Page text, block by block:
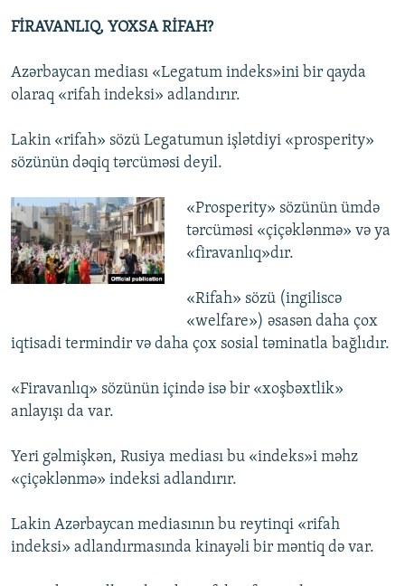
FİRAVANLIQ, YOXSA RİFAH?
Azərbaycan mediası «Legatum indeks»ini bir qayda
olaraq «rifah indeksi» adlandırır.
Lakin «rifah» sözü Legatumun işlətdiyi «prosperity»
sözünün dəqiq tərcüməsi deyil.
«Prosperity» sözünün ümdə
tərcüməsi «çiçəklənmə» və ya
«firavanlıq»dır.
«Rifah» sözü (ingiliscə
«welfare») əsasən daha çox
iqtisadi termindir və daha çox sosial təminatla bağlıdır.
«Firavanlıq» sözünün içində isə bir «xoşbəxtlik»
anlayışı da var.
Yeri gəlmişkən, Rusiya mediası bu «indeks»i məhz
«çiçəklənmə» indeksi adlandırır.
Lakin Azərbaycan mediasının bu reytinqi «rifah
indeksi» adlandırmasında kinayəli bir məntiq də var.